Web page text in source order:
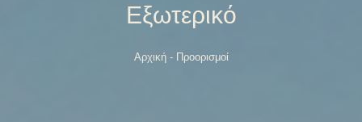
Εξωτερικό
Αρχική- Προορισμοί